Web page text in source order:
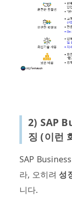
2) SAP
징 (이런
SAP
라, 오히려 성
니다.